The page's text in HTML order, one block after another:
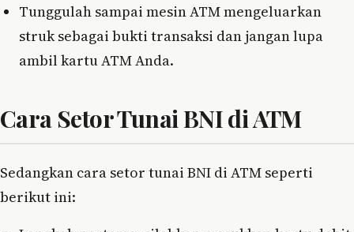
Tunggulah sampai mesin ATM mengeluarkan
struk sebagai bukti transaksi dan jangan lupa
ambil kartu ATM Anda.
Cara Setor Tunai BNI di ATM
Sedangkan cara setor tunai BNI di ATM seperti
berikut ini: